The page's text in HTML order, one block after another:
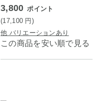
3,800 ポイント
(17,100 円)
他 バリエーションあり
この商品を安い順で見る